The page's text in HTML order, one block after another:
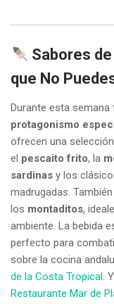
Sabores
que No
Durante esta semana
protagonismo
ofrecen una
el pescaito frito, la
sardinas y los
madrugadas.
los montaditos,
ambiente. La bebida
perfecto para
sobre la cocina
de la Costa Tropical.
Restaurante Mar de